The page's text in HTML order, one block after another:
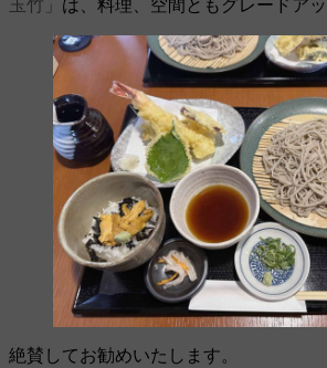
玉竹」 は、料理、空間ともグレードア
絶賛してお勧めいたします。